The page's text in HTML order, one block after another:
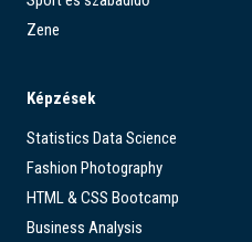
Zene
Képzések
Statistics Data Science
Fashion Photography
HTML & CSS Bootcamp
Business Analysis